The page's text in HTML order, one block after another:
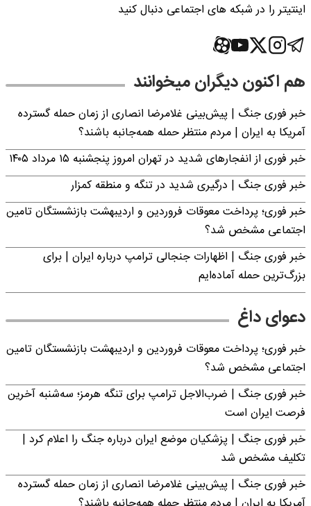
اینتیتر را در شبکه های اجتماعی دنبال کنید
هم اکنون دیگران میخوانند
خبر فوری جنگ | پیش‌بینی غلامرضا انصاری از زمان حمله گسترده
آمریکا به ایران | مردم منتظر حمله همه‌جانبه باشند؟
خبر فوری از انفجارهای شدید در تهران امروز پنجشنبه ۱۵ مرداد ۱۴۰۵
خبر فوری جنگ | درگیری شدید در تنگه و منطقه کمزار
خبر فوری؛ پرداخت معوقات فروردین و اردیبهشت بازنشستگان تامین
اجتماعی مشخص شد؟
خبر فوری جنگ | اظهارات جنجالی ترامپ درباره ایران | برای
بزرگ‌ترین حمله آماده‌ایم
دعوای داغ
خبر فوری؛ پرداخت معوقات فروردین و اردیبهشت بازنشستگان تامین
اجتماعی مشخص شد؟
خبر فوری جنگ | ضرب‌الاجل ترامپ برای تنگه هرمز؛ سه‌شنبه آخرین
فرصت ایران است
خبر فوری جنگ | پزشکیان موضع ایران درباره جنگ را اعلام کرد |
تکلیف مشخص شد
خبر فوری جنگ | پیش‌بینی غلامرضا انصاری از زمان حمله گسترده